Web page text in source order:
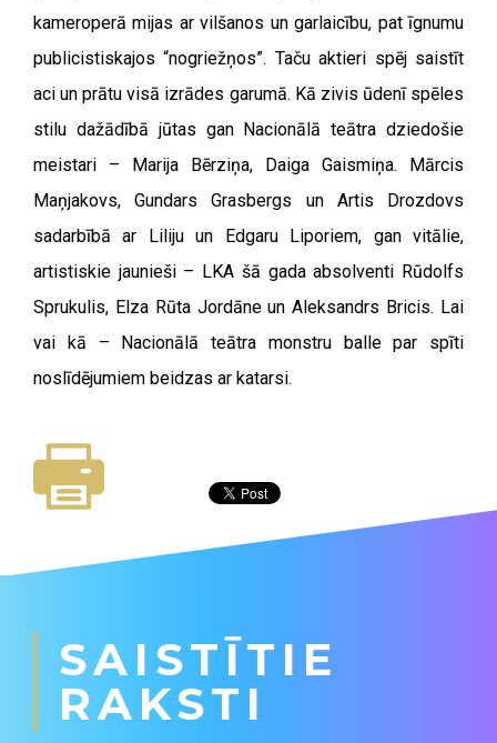
kameroperā mijas ar vilšanos un garlaicību, pat īgnumu
publicistiskajos “nogriežņos”. Taču aktieri spēj saistīt
aci un prātu visā izrādes garumā. Kā zivis ūdenī spēles
stilu dažādībā jūtas gan Nacionālā teātra dziedošie
meistari – Marija Bērziņa, Daiga Gaismiņa. Mārcis
Maņjakovs, Gundars Grasbergs un Artis Drozdovs
sadarbībā ar Liliju un Edgaru Liporiem, gan vitālie,
artistiskie jaunieši – LKA šā gada absolventi Rūdolfs
Sprukulis, Elza Rūta Jordāne un Aleksandrs Bricis. Lai
vai kā – Nacionālā teātra monstru balle par spīti
noslīdējumiem beidzas ar katarsi.
SAISTĪTIE
RAKSTI